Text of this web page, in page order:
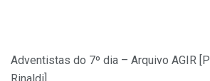
Adventistas do 7º dia – Arquivo AGIR
Rinaldi]